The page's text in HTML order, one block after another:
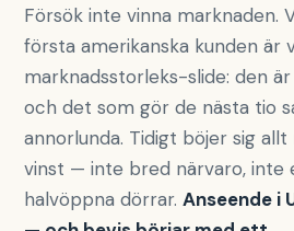
Försök inte vinna marknaden.
första amerikanska kunden är
marknadsstorleks-slide: den
och det som gör de nästa tio
annorlunda. Tidigt böjer sig
vinst — inte bred närvaro, inte
halvöppna dörrar. Anseende i